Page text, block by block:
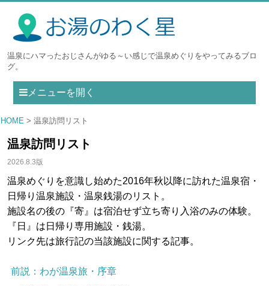
温泉にハマったおじさんがゆる～い感じで温泉めぐりをやってみるブロ
グ。
メニューを開く
HOME 温泉訪問リスト
温泉訪問リスト
2026.8.3版
温泉めぐりを意識し始めた2016年秋以降に訪れた温泉宿・
日帰り温泉施設・温泉銭湯のリスト。
施設名の後の『寄』は宿泊せず立ち寄り入浴のみの体験。
『日』は日帰り専用施設・銭湯。
リンク先は旅行記の当該施設に関する記事。
前説：わが温泉旅・序章